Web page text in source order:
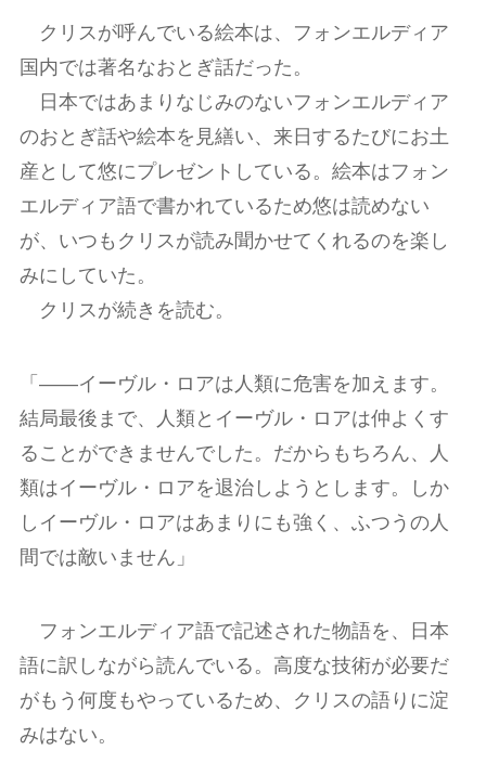
クリスが呼んでいる絵本は、フォンエルディア
国内では著名なおとぎ話だった。
日本ではあまりなじみのないフォンエルディア
のおとぎ話や絵本を見繕い、来日するたびにお土
産として悠にプレゼントしている。絵本はフォン
エルディア語で書かれているため悠は読めない
が、いつもクリスが読み聞かせてくれるのを楽し
みにしていた。
クリスが続きを読む。
「――イーヴル・ロアは人類に危害を加えます。
結局最後まで、人類とイーヴル・ロアは仲よくす
ることができませんでした。だからもちろん、人
類はイーヴル・ロアを退治しようとします。しか
しイーヴル・ロアはあまりにも強く、ふつうの人
間では敵いません」
フォンエルディア語で記述された物語を、日本
語に訳しながら読んでいる。高度な技術が必要だ
がもう何度もやっているため、クリスの語りに淀
みはない。